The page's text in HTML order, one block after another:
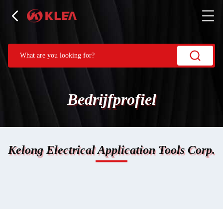
Bedrijfprofiel
Kelong Electrical Application Tools Corp.